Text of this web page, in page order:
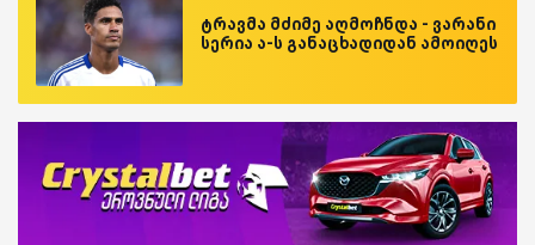
ტრავმა მძიმე აღმოჩნდა - ვარანი
სერია ა-ს განაცხადიდან ამოიღეს